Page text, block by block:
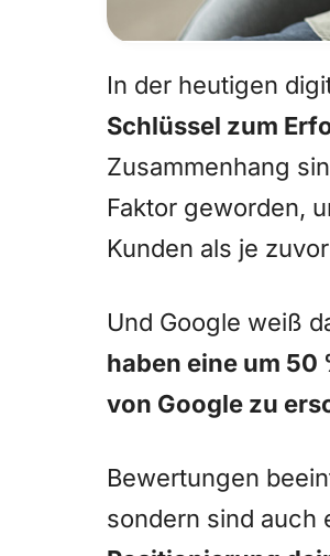
In der heutigen
Schlüssel zum
Zusammenhang
Faktor geworden,
Kunden als je
Und Google weiß
haben eine um 50
von Google zu
Bewertungen
sondern sind auch